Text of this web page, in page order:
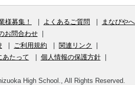
様募集！ よくあるご質問
まなびやへ
お問合わせ|
ご利用規約 関連リンク
あたって 個人情報の保護方針|
High School., All Rights Reserved.